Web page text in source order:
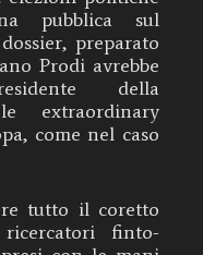
pubblica sul
preparato
Prodi avrebbe
della
extraordinary
come nel caso
tutto il coretto
finto-